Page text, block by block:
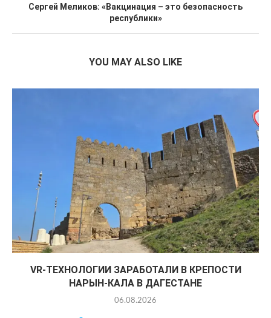
Сергей Меликов: «Вакцинация – это безопасность
республики»
YOU MAY ALSO LIKE
VR-ТЕХНОЛОГИИ ЗАРАБОТАЛИ В КРЕПОСТИ
НАРЫН-КАЛА В ДАГЕСТАНЕ
06.08.2026